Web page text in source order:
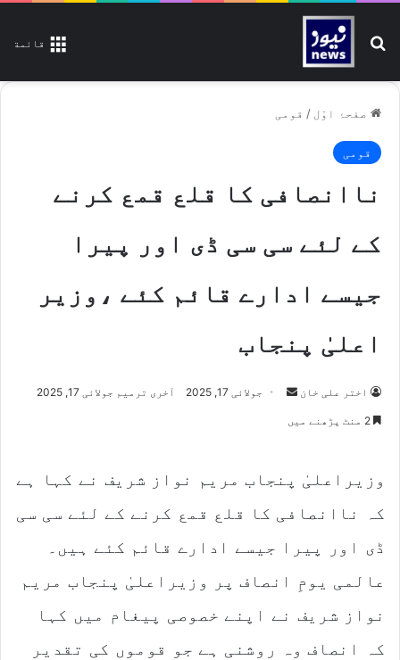
قائمة تلاش کیجیے
صفحۂ اوّل / قومی
قومی
ناانصافی کا قلع قمع کرنے
کے لئے سی سی ڈی اور پیرا
جیسے ادارے قائم کئے ،وزیر
اعلیٰ پنجاب
اختر علی خان
a
e
m
i
جولائی 17, 2025 آخری ترمیم جولائی 17, 2025
وزیراعلیٰ پنجاب مریم نواز شریف نے کہا ہے
کہ ناانصافی کا قلع قمع کرنے کے لئے سی سی
ڈی اور پیرا جیسے ادارے قائم کئے ہیں۔
عالمی یومِ انصاف پر وزیراعلیٰ پنجاب مریم
نواز شریف نے اپنے خصوصی پیغام میں کہا
کہ انصاف وہ روشنی ہے جو قوموں کی تقدیر